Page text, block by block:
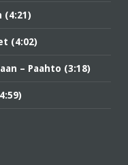
(4:21)
(4:02)
– Paahto (3:18)